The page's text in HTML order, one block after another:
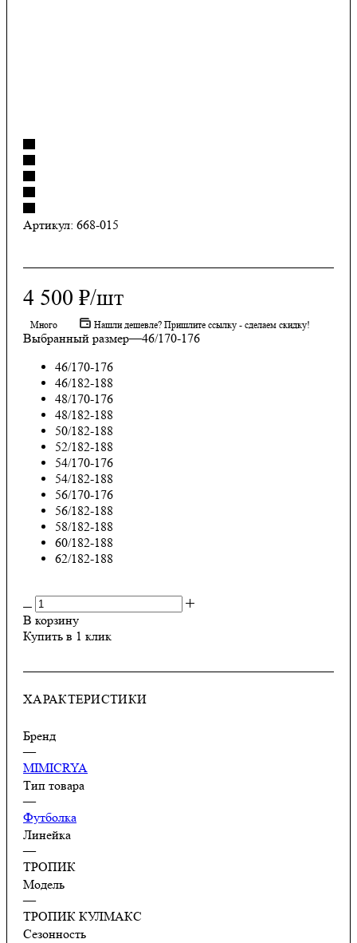
Артикул: 668-015
4 500 ₽/шт
Много Нашли дешевле? Пришлите ссылку - сделаем скидку!
Выбранный размер—46/170-176
46/170-176
46/182-188
48/170-176
48/182-188
50/182-188
52/182-188
54/170-176
54/182-188
56/170-176
56/182-188
58/182-188
60/182-188
62/182-188
В корзину
Купить в 1 клик
ХАРАКТЕРИСТИКИ
Бренд
—
MIMICRYA
Тип товара
—
Футболка
Линейка
—
ТРОПИК
Модель
—
ТРОПИК КУЛМАКС
Сезонность